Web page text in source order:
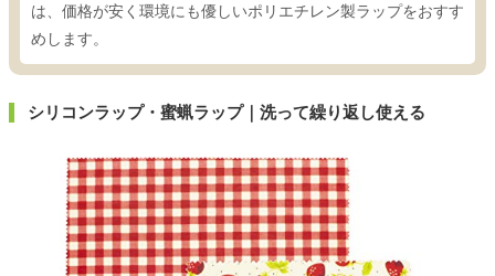
は、価格が安く環境にも優しいポリエチレン製ラップをおすす
めします。
シリコンラップ・蜜蝋ラップ｜洗って繰り返し使える